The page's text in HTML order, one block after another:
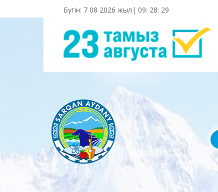
Бүгін: 7 08 2026 жыл| 09: 28: 30